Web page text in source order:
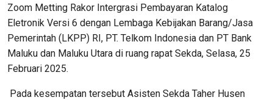
Zoom Metting Rakor Intergrasi Pembayaran Katalog
Eletronik Versi 6 dengan Lembaga Kebijakan Barang/Jasa
Pemerintah (LKPP) RI, PT. Telkom Indonesia dan PT Bank
Maluku dan Maluku Utara di ruang rapat Sekda, Selasa, 25
Februari 2025.
Pada kesempatan tersebut Asisten Sekda Taher Husen